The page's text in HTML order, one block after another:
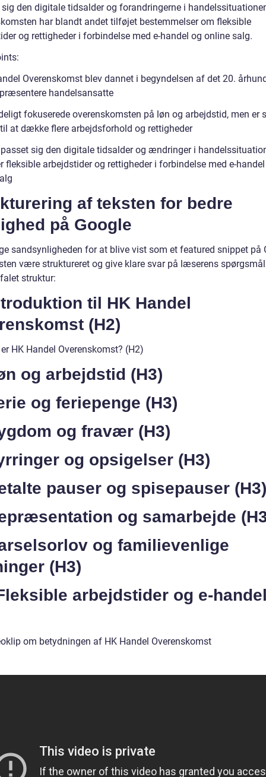
den digitale tidsalder og forandringerne i
har blandt andet tilføjet bestemmelser om fleksible
og rettigheder i forbindelse med e-handel og online salg.
Overenskomst blev dannet i begyndelsen af det 20.
handelsansatte
fokuserede overenskomsten på løn og arbejdstid, men er
at dække flere arbejdsforhold og rettigheder
sig den digitale tidsalder og ændringer i
fleksible arbejdstider og rettigheder i forbindelse med e-
af teksten for bedre
på Google
sandsynligheden for at blive vist som et featured snippet på
være struktureret og give klare svar på læserens
struktur:
til HK Handel
(H2)
HK Handel Overenskomst? (H2)
og arbejdstid (H3)
og feriepenge (H3)
og fravær (H3)
og opsigelser (H3)
pauser og spisepauser (H3)
og samarbejde
og familievenlige
(H3)
arbejdstider og e-
om betydningen af HK Handel Overenskomst